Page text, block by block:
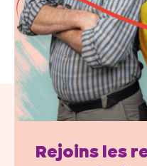
Rejoins les